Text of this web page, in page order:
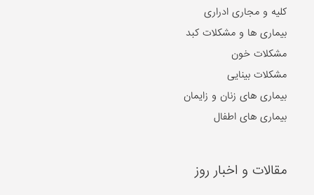
کلیه و مجاری ادراری
بیماری ها و مشکلات کبد
مشکلات خون
مشکلات بینایی
بیماری های زنان و زایمان
بیماری های اطفال
مقالات و اخبار روز